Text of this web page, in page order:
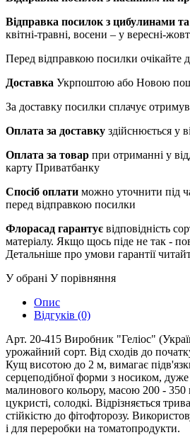
Відправка посилок з цибулинами
квітні-травні, восени – у вересні-
Перед відправкою посилки очікайте
Доставка Укрпоштою або Новою
За доставку посилки сплачує
Оплата за доставку здійснюється у
Оплата за товар при отриманні у
карту Приватбанку
Спосіб оплати можно уточнити під
перед відправкою посилки
Флорасад гарантує відповідність
матеріалу. Якщо щось піде не так -
Детальніше про умови гарантії
У обрані У порівняння
Опис
Відгуків (0)
Арт. 20-415 Виробник "Геліос"
урожайний сорт. Від сходів до
Кущ висотою до 2 м, вимагає
серцеподібної форми з носиком, дуже
малинового кольору, масою 200 - 350
цукристі, солодкі. Відрізняється
стійкістю до фітофторозу.
і для переробки на томатопродукти.